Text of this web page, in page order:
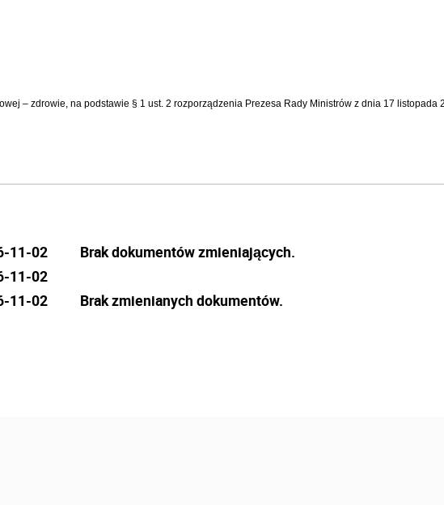
– zdrowie, na podstawie § 1 ust. 2 rozporządzenia Prezesa Rady Ministrów z dnia 17 listopada
11-02
11-02
11-02
Brak dokumentów zmieniających.
Brak zmienianych dokumentów.